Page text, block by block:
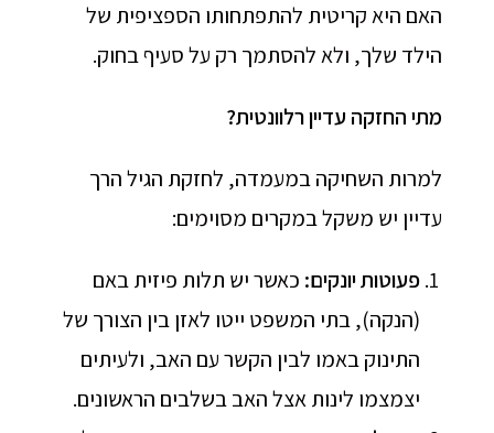
האם היא קריטית להתפתחותו הספציפית של
הילד שלך, ולא להסתמך רק על סעיף בחוק.
מתי החזקה עדיין רלוונטית?
למרות השחיקה במעמדה, לחזקת הגיל הרך
עדיין יש משקל במקרים מסוימים:
פעוטות יונקים: כאשר יש תלות פיזית באם
(הנקה), בתי המשפט ייטו לאזן בין הצורך של
התינוק באמו לבין הקשר עם האב, ולעיתים
יצמצמו לינות אצל האב בשלבים הראשונים.